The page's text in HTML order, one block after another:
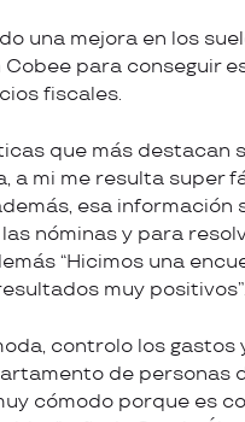
una mejora en los
para conseguir
fiscales.
que más destacan
a mi me resulta super
esa información
nóminas y para
“Hicimos una
muy positivos”.
controlo los gastos
de personas
cómodo porque es